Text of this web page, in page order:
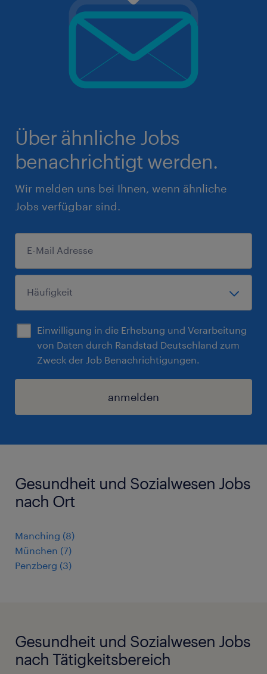
Über ähnliche Jobs
benachrichtigt werden.
Wir melden uns bei Ihnen, wenn ähnliche
Jobs verfügbar sind.
Einwilligung in die Erhebung und Verarbeitung
von Daten durch Randstad Deutschland zum
Zweck der Job Benachrichtigungen.
anmelden
Gesundheit und Sozialwesen Jobs
nach Ort
Manching (8)
München (7)
Penzberg (3)
Gesundheit und Sozialwesen Jobs
nach Tätigkeitsbereich